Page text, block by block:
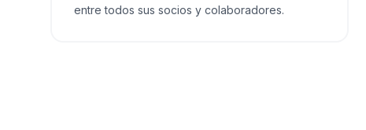
entre todos sus socios y colaboradores.